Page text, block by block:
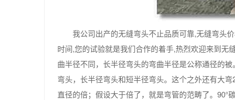
我公司出产的无缝弯头不止品质可靠,无缝弯头
时间,您的试验就是我们合作的着手,热烈欢迎来到
曲半径不同，长半径弯头的弯曲半径是公称通径的
弯头，长半径弯头和短半径弯头。这个之外还有大
直径的倍；假设大于倍了，就是弯管的范畴了。